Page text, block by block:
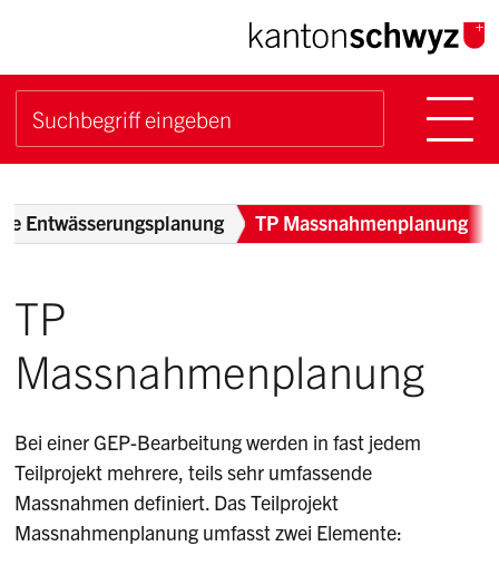
Navigieren im Kanton
Schnellnavigation
Suchbegriff
Breadcrumb
Entwässerungsplanung TP Massnahmenplanung
TP
Massnahmenplanung
Bei einer GEP-Bearbeitung werden in fast jedem
Teilprojekt mehrere, teils sehr umfassende
Massnahmen definiert. Das Teilprojekt
Massnahmenplanung umfasst zwei Elemente: